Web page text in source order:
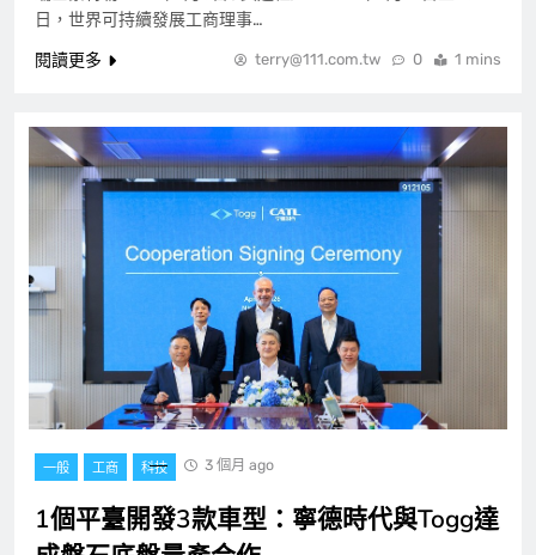
日，世界可持續發展工商理事…
閱讀更多
terry@111.com.tw 0 1 mins
一般 工商 科技 3 個月 ago
1個平臺開發3款車型：寧德時代與Togg達